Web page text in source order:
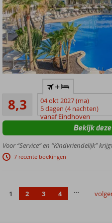
maar liefst 6 à-
la-
carterestaurants
(familie)hotel,
nabij strand
en boulevard
2 heerlijke
helderblauw
water en fijn
zand
boulevard
met
8,3
Zeer goed
647
beoordelingen
+
04 okt 2027 (ma)
5 dagen (4 nachten)
vanaf Eindhoven
Voor “Service” en “Kindvriendelijk”
7 recente boekingen
Bekijk
1 2 3 4 …